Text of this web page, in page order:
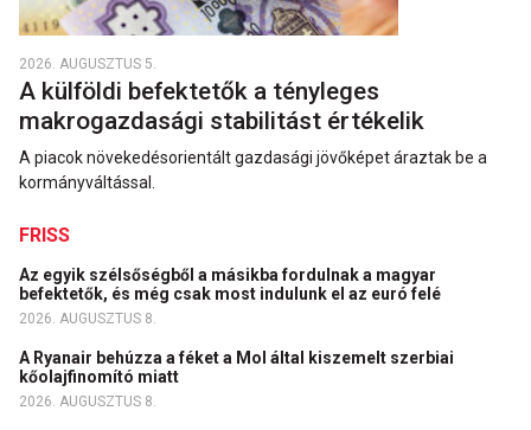
2026. AUGUSZTUS 5.
A külföldi befektetők a tényleges
makrogazdasági stabilitást értékelik
A piacok növekedésorientált gazdasági jövőképet áraztak be a
kormányváltással.
FRISS
Az egyik szélsőségből a másikba fordulnak a magyar
befektetők, és még csak most indulunk el az euró felé
2026. AUGUSZTUS 8.
A Ryanair behúzza a féket a Mol által kiszemelt szerbiai
kőolajfinomító miatt
2026. AUGUSZTUS 8.